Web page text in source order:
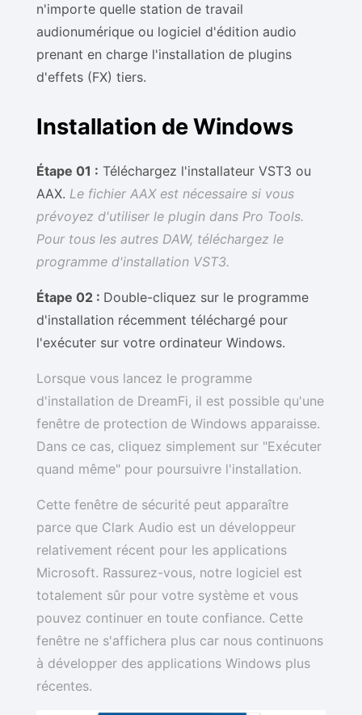
n'importe quelle station de travail
audionumérique ou logiciel d'édition audio
prenant en charge l'installation de plugins
d'effets (FX) tiers.
Installation de Windows
Étape 01 : Téléchargez l'installateur VST3 ou
AAX. Le fichier AAX est nécessaire si vous
prévoyez d'utiliser le plugin dans Pro Tools.
Pour tous les autres DAW, téléchargez le
programme d'installation VST3.
Étape 02 : Double-cliquez sur le programme
d'installation récemment téléchargé pour
l'exécuter sur votre ordinateur Windows.
Lorsque vous lancez le programme
d'installation de DreamFi, il est possible qu'une
fenêtre de protection de Windows apparaisse.
Dans ce cas, cliquez simplement sur "Exécuter
quand même" pour poursuivre l'installation.
Cette fenêtre de sécurité peut apparaître
parce que Clark Audio est un développeur
relativement récent pour les applications
Microsoft. Rassurez-vous, notre logiciel est
totalement sûr pour votre système et vous
pouvez continuer en toute confiance. Cette
fenêtre ne s'affichera plus car nous continuons
à développer des applications Windows plus
récentes.